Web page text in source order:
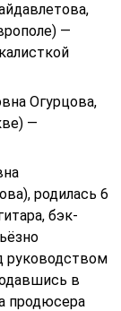
—
Огурцова,
—
родилась 6
бэк-
руководством
в
продюсера